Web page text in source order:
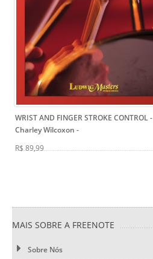
WRIST AND FINGER STROKE CONTROL -
Charley Wilcoxon -
R$ 89,99
MAIS SOBRE A FREENOTE
Sobre Nós